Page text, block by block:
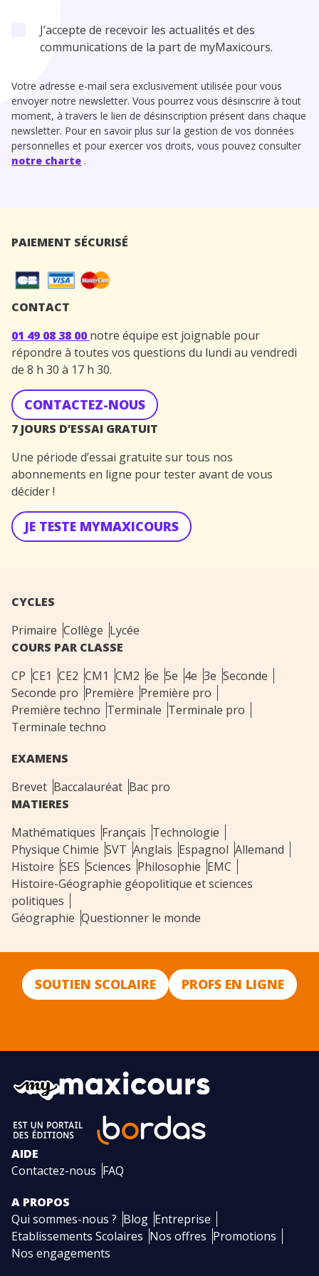
J’accepte de recevoir les actualités et des
communications de la part de myMaxicours.
Votre adresse e-mail sera exclusivement utilisée pour vous
envoyer notre newsletter. Vous pourrez vous désinscrire à tout
moment, à travers le lien de désinscription présent dans chaque
newsletter. Pour en savoir plus sur la gestion de vos données
personnelles et pour exercer vos droits, vous pouvez consulter
notre charte .
PAIEMENT SÉCURISÉ
CONTACT
01 49 08 38 00 notre équipe est joignable pour
répondre à toutes vos questions du lundi au vendredi
de 8 h 30 à 17 h 30.
CONTACTEZ-NOUS
7 JOURS D’ESSAI GRATUIT
Une période d’essai gratuite sur tous nos
abonnements en ligne pour tester avant de vous
décider !
JE TESTE MYMAXICOURS
CYCLES
Primaire Collège Lycée
COURS PAR CLASSE
CP CE1 CE2 CM1 CM2 6e 5e 4e 3e Seconde
Seconde pro Première Première pro
Première techno Terminale Terminale pro
Terminale techno
EXAMENS
Brevet Baccalauréat Bac pro
MATIERES
Mathématiques Français Technologie
Physique Chimie SVT Anglais Espagnol Allemand
Histoire SES Sciences Philosophie EMC
Histoire-Géographie géopolitique et sciences
politiques
Géographie Questionner le monde
SOUTIEN SCOLAIRE PROFS EN LIGNE
AIDE
Contactez-nous FAQ
A PROPOS
Qui sommes-nous ? Blog Entreprise
Etablissements Scolaires Nos offres Promotions
Nos engagements